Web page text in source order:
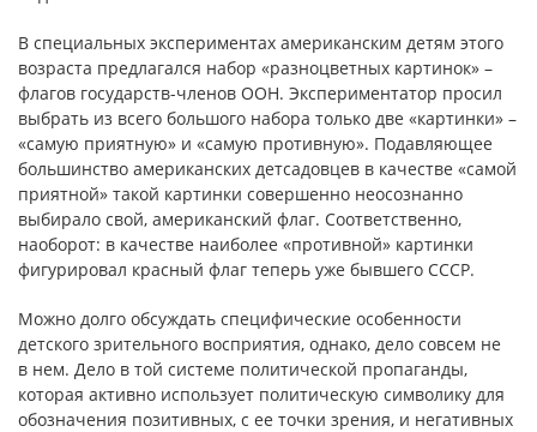
В специальных экспериментах американским детям этого
возраста предлагался набор «разноцветных картинок» –
флагов государств-членов ООН. Экспериментатор просил
выбрать из всего большого набора только две «картинки» –
«самую приятную» и «самую противную». Подавляющее
большинство американских детсадовцев в качестве «самой
приятной» такой картинки совершенно неосознанно
выбирало свой, американский флаг. Соответственно,
наоборот: в качестве наиболее «противной» картинки
фигурировал красный флаг теперь уже бывшего СССР.
Можно долго обсуждать специфические особенности
детского зрительного восприятия, однако, дело совсем не
в нем. Дело в той системе политической пропаганды,
которая активно использует политическую символику для
обозначения позитивных, с ее точки зрения, и негативных